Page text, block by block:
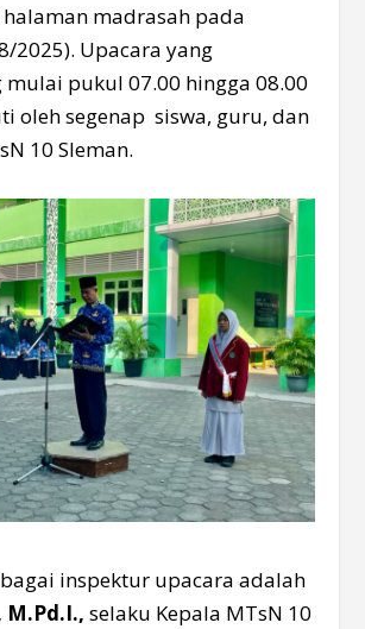
madrasah pada
2025). Upacara yang
mulai pukul 07.00 hingga 08.00
oleh segenap siswa, guru, dan
10 Sleman.
inspektur upacara adalah
M.Pd.I., selaku Kepala MTsN 10